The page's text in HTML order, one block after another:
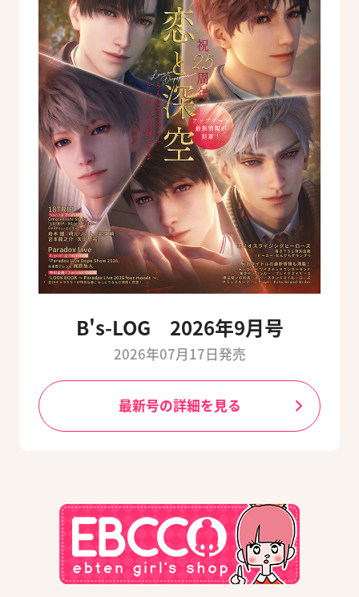
B's-LOG 2026年9月号
2026年07月17日発売
最新号の詳細を見る